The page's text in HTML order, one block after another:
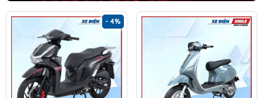
- 4%